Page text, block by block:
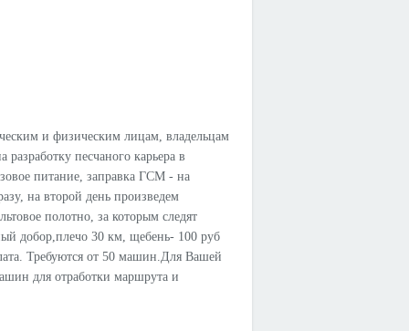
и физическим лицам, владельцам
песчаного карьера в
питание, заправка ГСМ - на
на второй день произведем
полотно, за которым следят
добор,плечо 30 км, щебень- 100 руб
Требуются от 50 машин.Для Вашей
для отработки маршрута и